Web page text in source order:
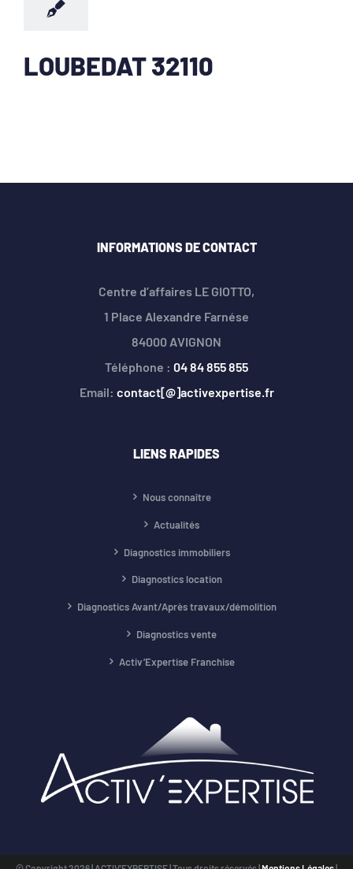
LOUBEDAT 32110
INFORMATIONS DE CONTACT
Centre d’affaires LE GIOTTO,
1 Place Alexandre Farnése
84000 AVIGNON
Téléphone : 04 84 855 855
Email: contact[@]activexpertise.fr
LIENS RAPIDES
Nous connaître
Actualités
Diagnostics immobiliers
Diagnostics location
Diagnostics Avant/Après travaux/démolition
Diagnostics vente
Activ’Expertise Franchise